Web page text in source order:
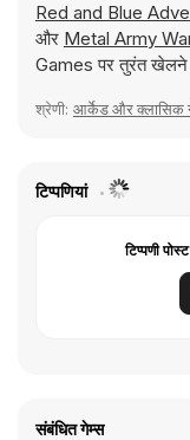
Red and Blue
और Metal Army
Games पर तुरंत खेलने
श्रेणी: आर्केड और क्लासिक
टिप्पणियां
टिप्पणी
संबंधित गेम्स